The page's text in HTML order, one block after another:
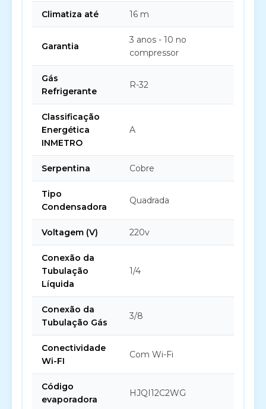
Climatiza até 16 m
Garantia
3 anos - 10 no
compressor
Gás
Refrigerante
R-32
Classificação
Energética
INMETRO
A
Serpentina Cobre
Tipo
Condensadora
Quadrada
Voltagem (V) 220v
Conexão da
Tubulação
Líquida
1/4
Conexão da
Tubulação Gás
3/8
Conectividade
Wi-FI
Com Wi-Fi
Código
evaporadora
HJQI12C2WG